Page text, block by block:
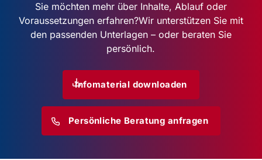
Sie möchten mehr über Inhalte, Ablauf oder
Voraussetzungen erfahren?Wir unterstützen Sie mit
den passenden Unterlagen – oder beraten Sie
persönlich.
Infomaterial downloaden
Persönliche Beratung anfragen